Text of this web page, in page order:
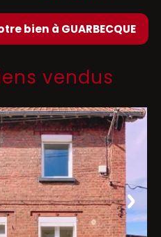
bien à GUARBECQUE
vendus